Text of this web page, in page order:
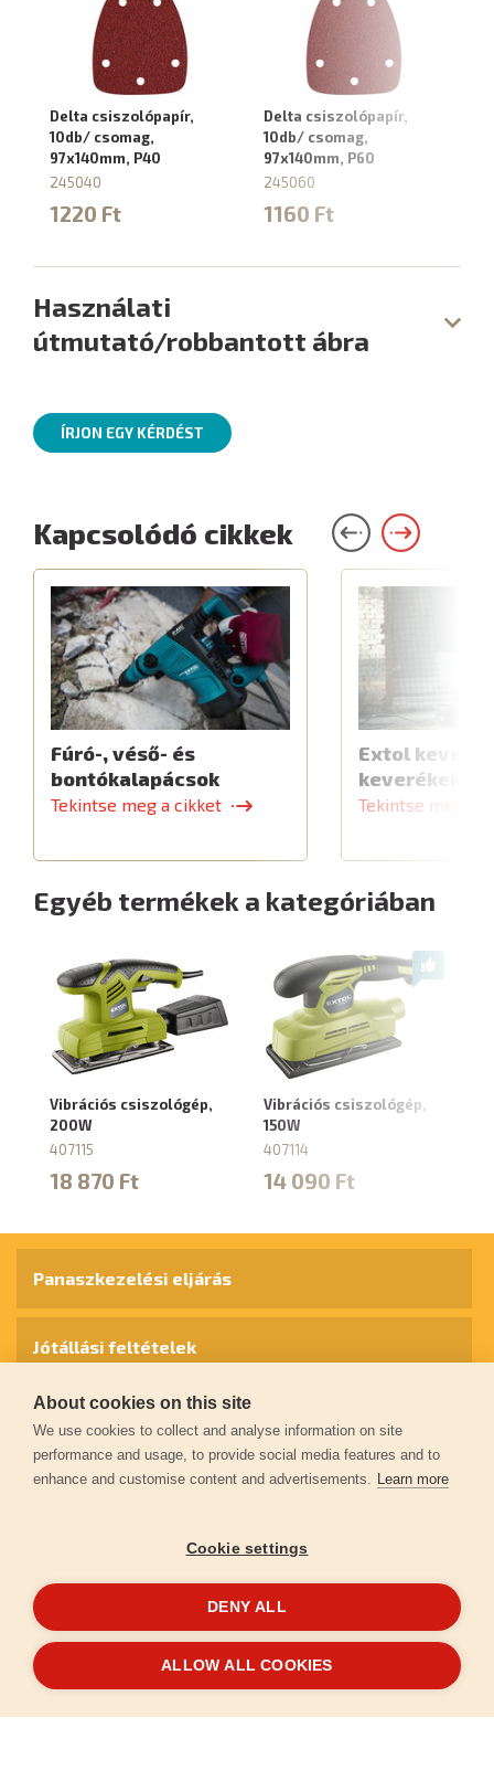
Delta csiszolópapír,
10db/ csomag,
97x140mm, P40
245040
1220 Ft
Delta csiszolópapír,
10db/ csomag,
97x140mm, P60
245060
1160 Ft
Használati
útmutató/robbantott ábra
ÍRJON EGY KÉRDÉST
Kapcsolódó cikkek
Fúró-, véső- és
bontókalapácsok
Tekintse meg a cikket
Extol
Tekintse meg a
Egyéb termékek a kategóriában
Vibrációs csiszológép,
200W
407115
18 870 Ft
Vibrációs csiszológép,
150W
407114
14 090 Ft
© 2026extol.hu- Minden jog fenntartva
Panaszkezelési eljárás
Jótállási feltételek
Személyes adatok védelme
Kapcsolat
Garancia regisztráció
LétrehoztaFEO
About cookies on this site
We use cookies to collect and analyse information on site
performance and usage, to provide social media features and to
enhance and customise content and advertisements. Learn more
Cookie settings
DENY ALL
ALLOW ALL COOKIES